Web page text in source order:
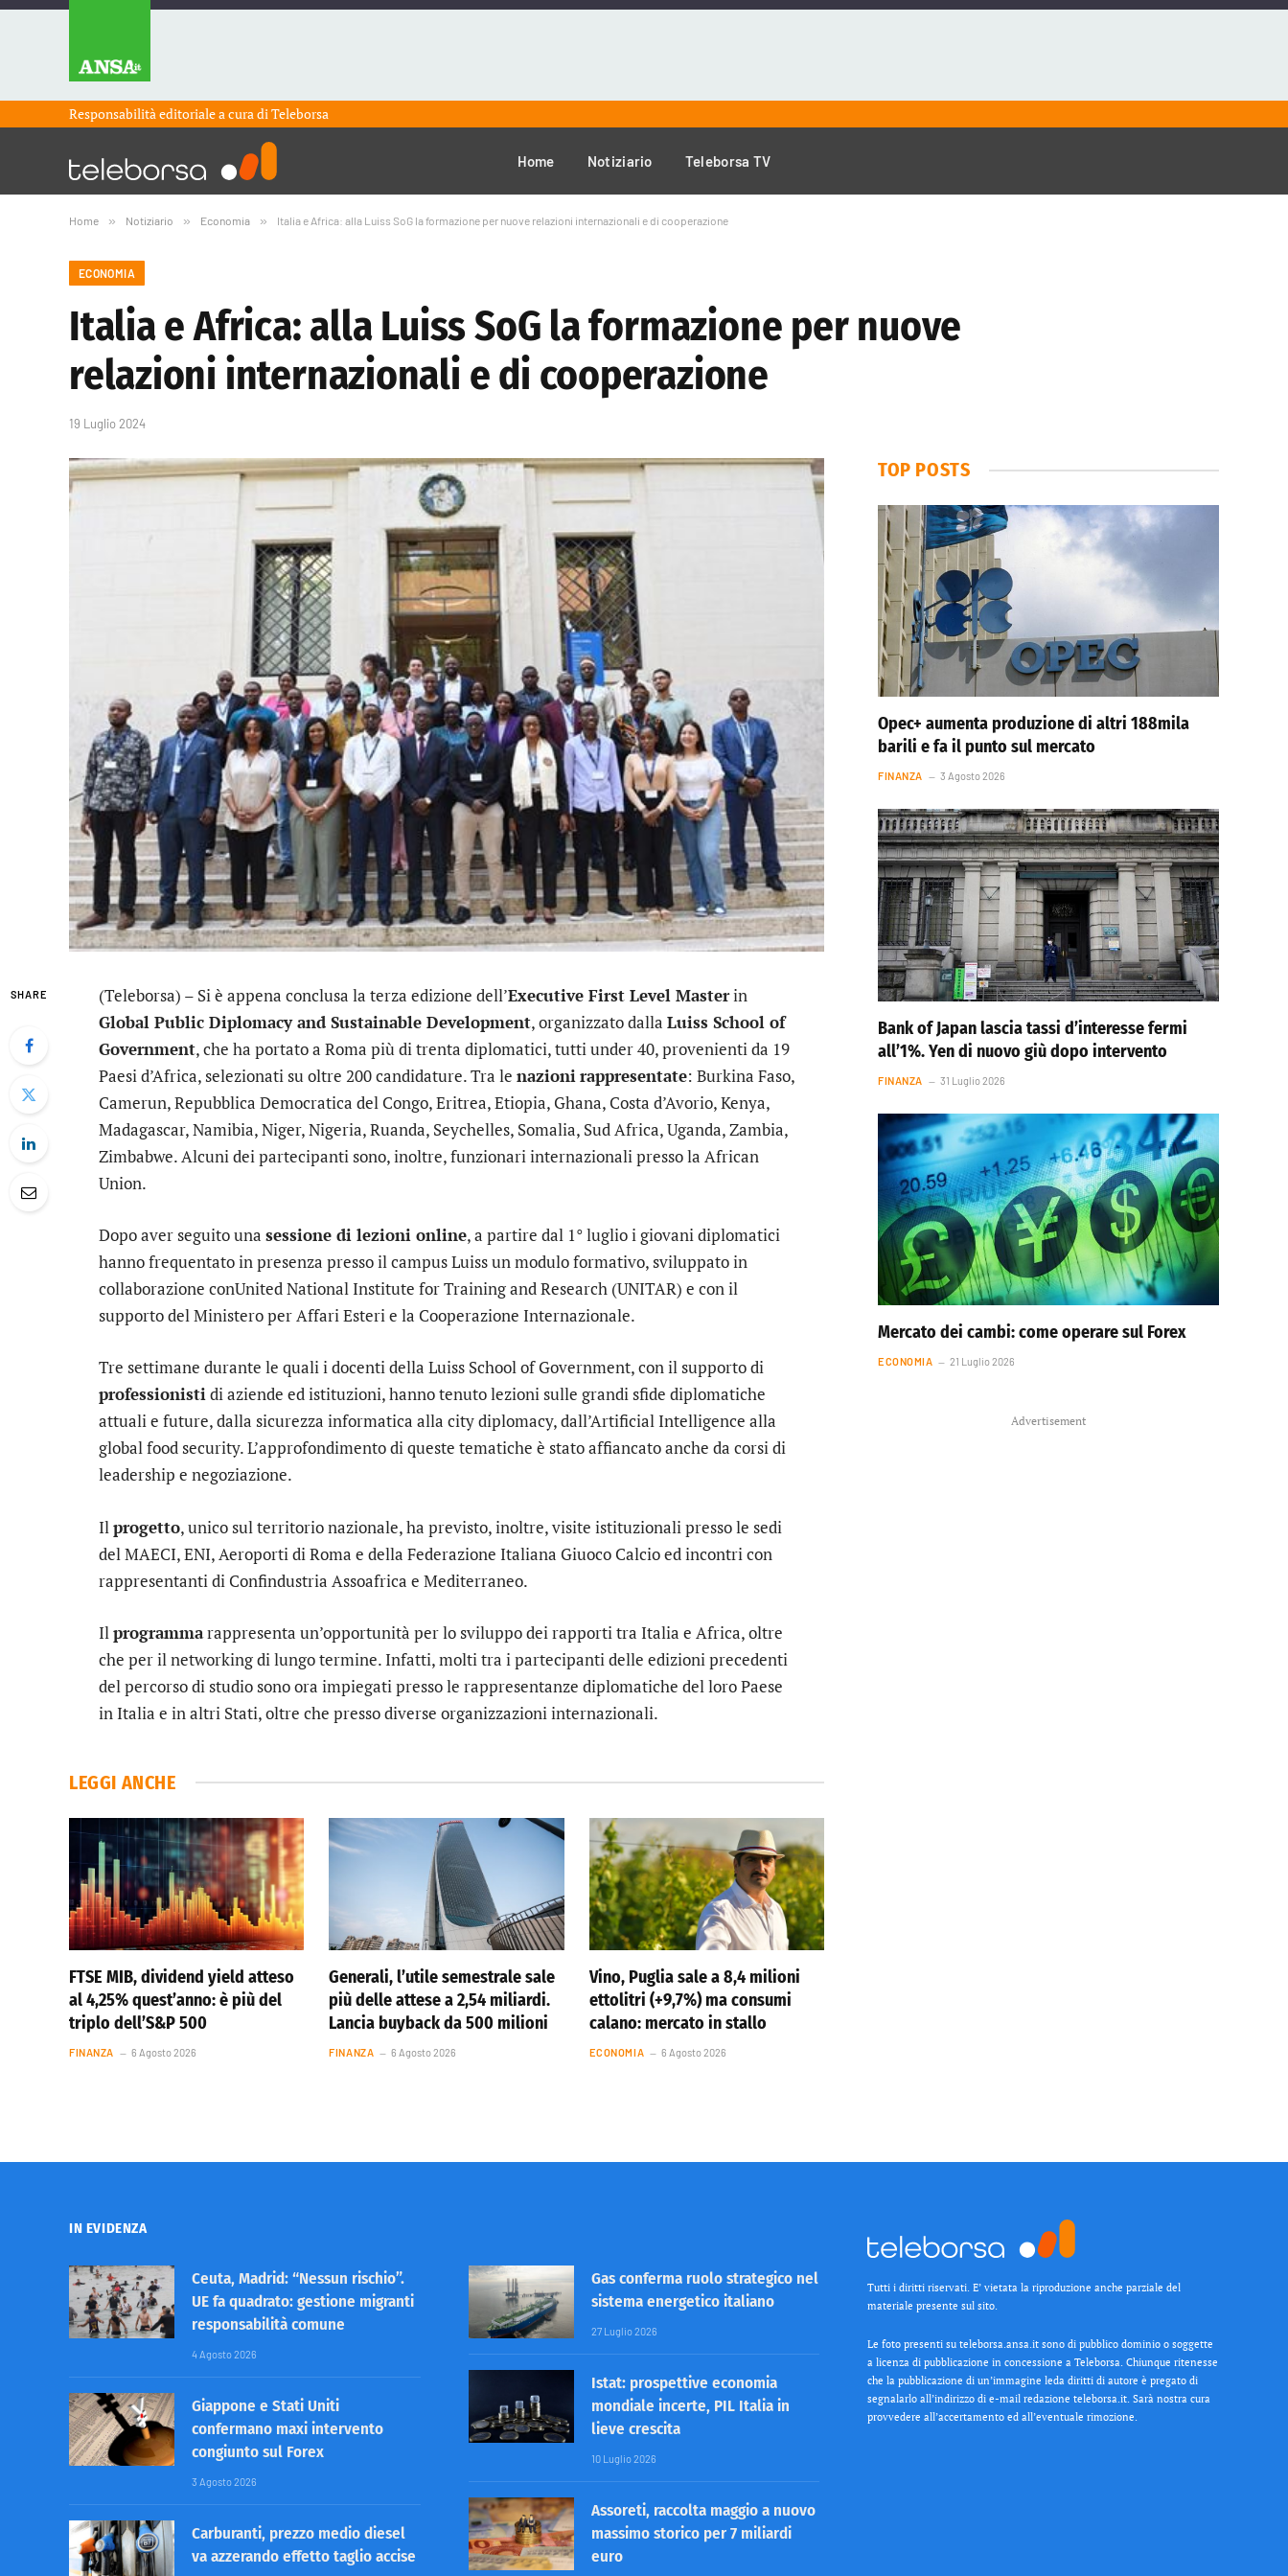
Responsabilità editoriale a cura diTeleborsa
Home Notiziario Teleborsa TV
Home » Notiziario » Economia » Italia e Africa: alla Luiss SoG la formazione per nuove relazioni internazionali e di cooperazione
ECONOMIA
Italia e Africa: alla Luiss SoG la formazione per nuove
relazioni internazionali e di cooperazione
19 Luglio 2024
SHARE (Teleborsa) – Si è appena conclusa la terza edizione dell’Executive First Level Masterin
Global Public Diplomacy and Sustainable Development, organizzato dalla Luiss School of
Government, che ha portato a Roma più di trenta diplomatici, tutti under 40, provenienti da 19
Paesi d’Africa, selezionati su oltre 200 candidature. Tra le nazionirappresentate: Burkina Faso,
Camerun, Repubblica Democratica del Congo, Eritrea, Etiopia, Ghana, Costa d’Avorio, Kenya,
Madagascar, Namibia, Niger, Nigeria, Ruanda, Seychelles, Somalia, Sud Africa, Uganda, Zambia,
Zimbabwe. Alcuni dei partecipanti sono, inoltre, funzionari internazionali presso la African
Union.
Dopo aver seguito una sessione di lezioni online, a partire dal 1° luglio i giovani diplomatici
hanno frequentato in presenza presso il campus Luiss un modulo formativo, sviluppato in
collaborazione conUnited National Institute for Training and Research (UNITAR) e con il
supporto del Ministero per Affari Esteri e la Cooperazione Internazionale.
Tre settimane durante le quali i docenti della Luiss School of Government, con il supporto di
professionistidi aziende ed istituzioni, hanno tenuto lezioni sulle grandi sfide diplomatiche
attuali e future, dalla sicurezza informatica alla city diplomacy, dall’Artificial Intelligence alla
global food security. L’approfondimento di queste tematiche è stato affiancato anche da corsi di
leadership e negoziazione.
Il progetto, unico sul territorio nazionale, ha previsto, inoltre, visite istituzionali presso le sedi
del MAECI, ENI, Aeroporti di Roma e della Federazione Italiana Giuoco Calcio ed incontri con
rappresentanti di Confindustria Assoafrica e Mediterraneo.
Ilprogrammarappresenta un’opportunità per lo sviluppo dei rapporti tra Italia e Africa, oltre
che per il networking di lungo termine. Infatti, molti tra i partecipanti delle edizioni precedenti
del percorso di studio sono ora impiegati presso le rappresentanze diplomatiche del loro Paese
in Italia e in altri Stati, oltre che presso diverse organizzazioni internazionali.
LEGGI ANCHE
FTSE MIB, dividend yield atteso
al 4,25% quest’anno: è più del
triplo dell’S&P 500
FINANZA 6 Agosto 2026
Generali, l’utile semestrale sale
più delle attese a 2,54 miliardi.
Lancia buyback da 500 milioni
FINANZA 6 Agosto 2026
Vino, Puglia sale a 8,4 milioni
ettolitri (+9,7%) ma consumi
calano: mercato in stallo
ECONOMIA 6 Agosto 2026
TOP POSTS
Opec+ aumenta produzione di altri 188mila
barili e fa il punto sul mercato
FINANZA 3 Agosto 2026
Bank of Japan lascia tassi d’interesse fermi
all’1%. Yen di nuovo giù dopo intervento
FINANZA 31 Luglio 2026
Mercato dei cambi: come operare sul Forex
ECONOMIA 21 Luglio 2026
Advertisement
IN EVIDENZA
Ceuta, Madrid: “Nessun rischio”.
UE fa quadrato: gestione migranti
responsabilità comune
4 Agosto 2026
Giappone e Stati Uniti
confermano maxi intervento
congiunto sul Forex
3 Agosto 2026
Carburanti, prezzo medio diesel
va azzerando effetto taglio accise
Gas conferma ruolo strategico nel
sistema energetico italiano
27 Luglio 2026
Istat: prospettive economia
mondiale incerte, PIL Italia in
lieve crescita
10 Luglio 2026
Assoreti, raccolta maggio a nuovo
massimo storico per 7 miliardi
euro
Tutti i diritti riservati. E’ vietata la riproduzione anche parziale del
materiale presente sul sito.
Le foto presenti su teleborsa.ansa.it sono di pubblico dominio o soggette
a licenza di pubblicazione in concessione a Teleborsa. Chiunque ritenesse
che la pubblicazione di un’immagine leda diritti di autore è pregato di
segnalarlo all’indirizzo di e-mail redazione teleborsa.it. Sarà nostra cura
provvedere all’accertamento ed all’eventuale rimozione.